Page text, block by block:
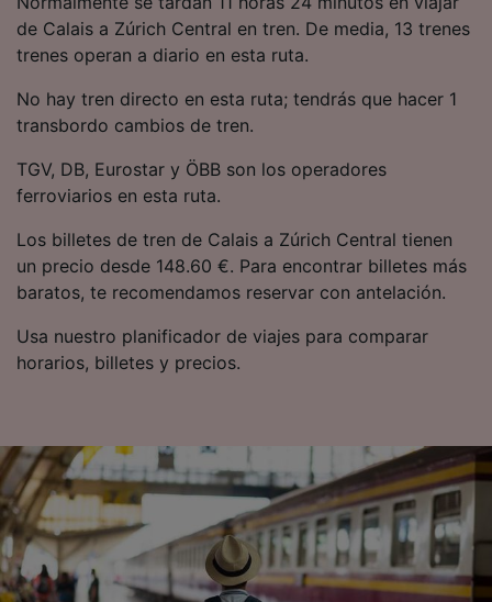
de Calais a Zúrich Central en tren. De media, 13 trenes
trenes operan a diario en esta ruta.
No hay tren directo en esta ruta; tendrás que hacer 1
transbordo cambios de tren.
TGV, DB, Eurostar y ÖBB son los operadores
ferroviarios en esta ruta.
Los billetes de tren de Calais a Zúrich Central tienen
un precio desde 148.60 €. Para encontrar billetes más
baratos, te recomendamos reservar con antelación.
Usa nuestro planificador de viajes para comparar
horarios, billetes y precios.
precisa. Analizar activamente las
características del dispositivo para su
identificación. Almacenar la información en un
contenido personalizados, medición de
publicidad y contenido, investigación de
Lista de asociados (proveedores)